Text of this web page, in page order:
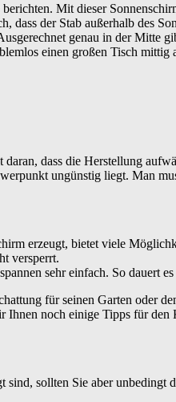
Mit dieser
dass der Stab außerhalb des
genau in der Mitte
einen großen Tisch
dass die Herstellung
ungünstig liegt. Man
erzeugt, bietet viele
versperrt.
sehr einfach. So dauert
für seinen Garten oder
Ihnen noch einige Tipps für den
sind, sollten Sie aber unbedingt